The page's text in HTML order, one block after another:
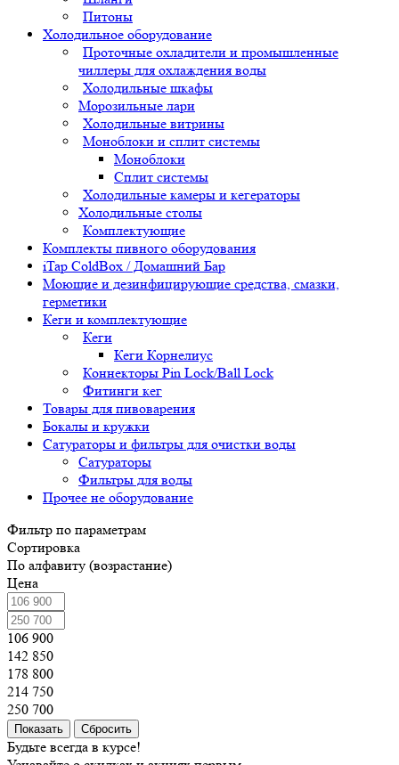
Питоны
Холодильное оборудование
Проточные охладители и промышленные
чиллеры для охлаждения воды
Холодильные шкафы
Морозильные лари
Холодильные витрины
Моноблоки и сплит системы
Моноблоки
Сплит системы
Холодильные камеры и кегераторы
Холодильные столы
Комплектующие
Комплекты пивного оборудования
iTap ColdBox / Домашний Бар
Моющие и дезинфицирующие средства, смазки,
герметики
Кеги и комплектующие
Кеги
Кеги Корнелиус
Коннекторы Pin Lock/Ball Lock
Фитинги кег
Товары для пивоварения
Бокалы и кружки
Сатураторы и фильтры для очистки воды
Сатураторы
Фильтры для воды
Прочее не оборудование
Фильтр по параметрам
Сортировка
По алфавиту (возрастание)
Цена
106 900
142 850
178 800
214 750
250 700
Сбросить
Будьте всегда в курсе!